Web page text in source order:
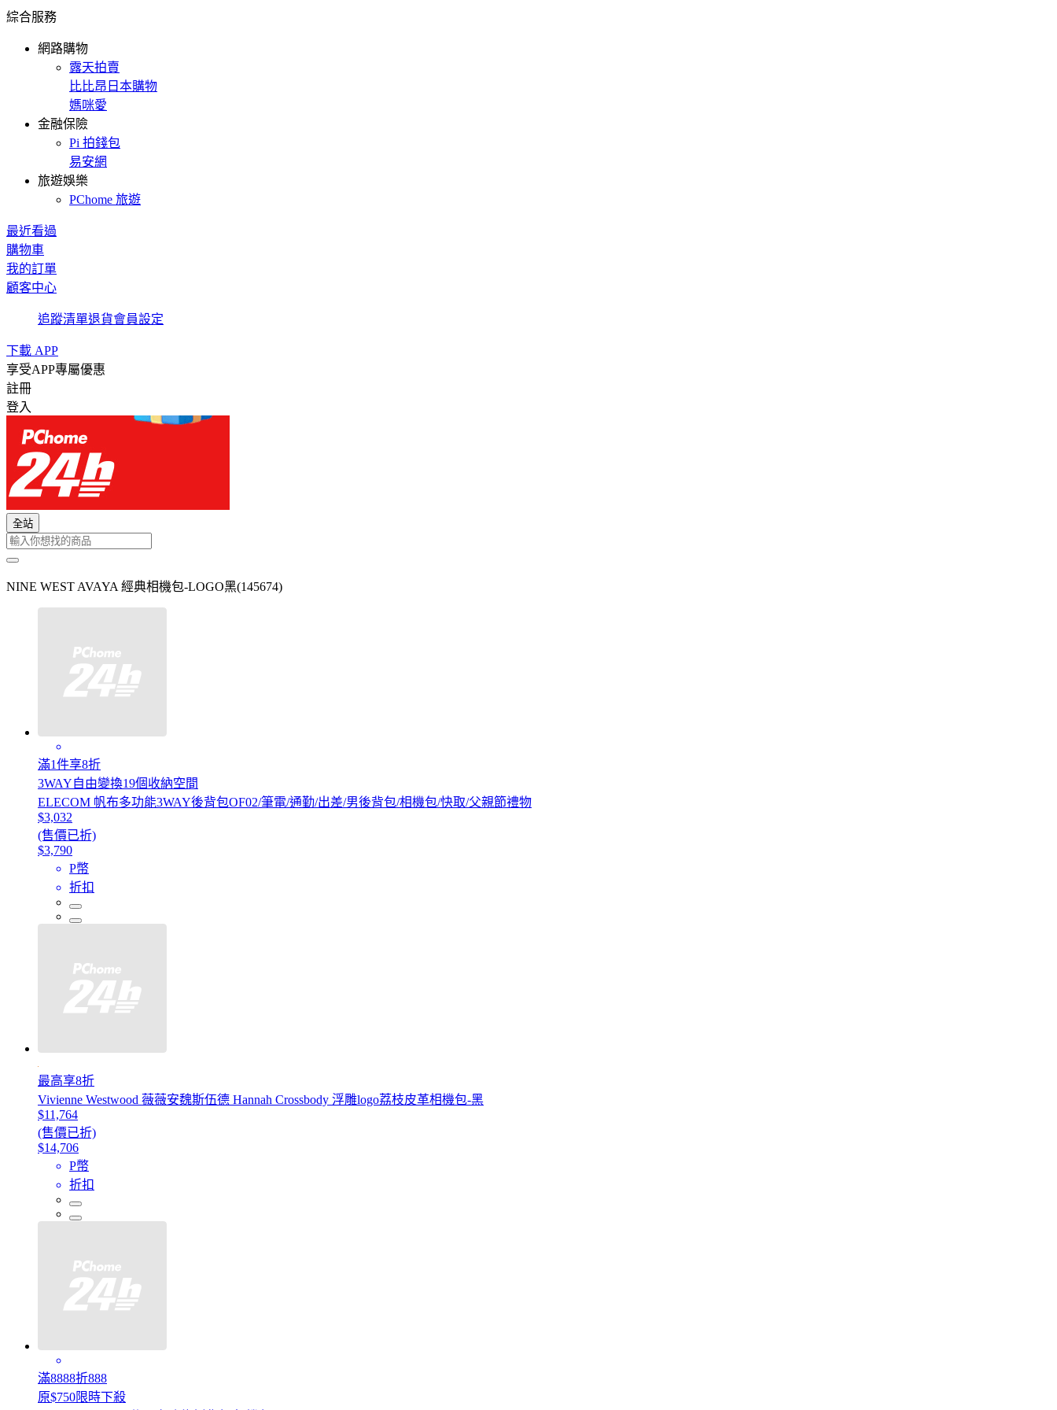
綜合服務
網路購物
露天拍賣
比比昂日本購物
媽咪愛
金融保險
Pi 拍錢包
易安網
旅遊娛樂
PChome 旅遊
最近看過
購物車
我的訂單
顧客中心
追蹤清單退貨會員設定
下載 APP
享受APP專屬優惠
註冊
登入
全站
NINE WEST AVAYA 經典相機包-LOGO黑(145674)
滿1件享8折
3WAY自由變換19個收納空間
ELECOM 帆布多功能3WAY後背包OF02/筆電/通勤/出差/男後背包/相機包/快取/父親節禮物
$3,032
(售價已折)
$3,790
P幣
折扣
最高享8折
Vivienne Westwood 薇薇安魏斯伍德 Hannah Crossbody 浮雕logo荔枝皮革相機包-黑
$11,764
(售價已折)
$14,706
P幣
折扣
滿8888折888
原$750限時下殺